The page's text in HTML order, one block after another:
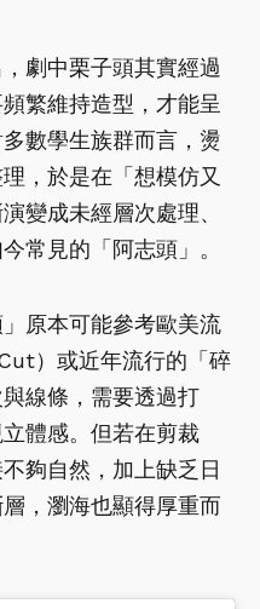
劇中栗子頭其實經過
繁維持造型，才能呈
數學生族群而言，燙
，於是在「想模仿又
變成未經層次處理、
常見的「阿志頭」。
原本可能參考歐美流
）或近年流行的「碎
線條，需要透過打
體感。但若在剪裁
夠自然，加上缺乏日
，瀏海也顯得厚重而